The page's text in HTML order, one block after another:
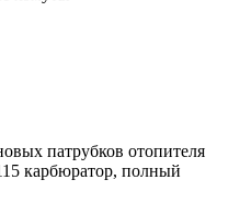
патрубков отопителя
карбюратор, полный